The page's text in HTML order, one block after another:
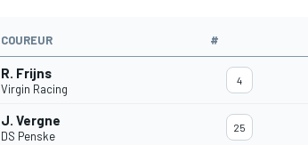
COUREUR #
R. Frijns
Virgin Racing
4
J. Vergne
DS Penske
25